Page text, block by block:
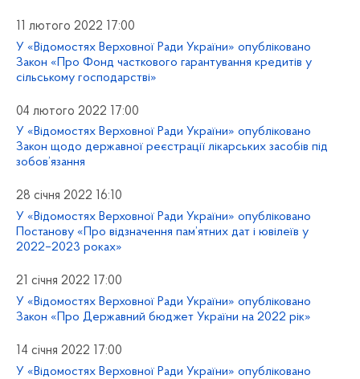
11 лютого 2022 17:00
У «Відомостях Верховної Ради України» опубліковано
Закон «Про Фонд часткового гарантування кредитів у
сільському господарстві»
04 лютого 2022 17:00
У «Відомостях Верховної Ради України» опубліковано
Закон щодо державної реєстрації лікарських засобів під
зобов’язання
28 січня 2022 16:10
У «Відомостях Верховної Ради України» опубліковано
Постанову «Про відзначення пам’ятних дат і ювілеїв у
2022–2023 роках»
21 січня 2022 17:00
У «Відомостях Верховної Ради України» опубліковано
Закон «Про Державний бюджет України на 2022 рік»
14 січня 2022 17:00
У «Відомостях Верховної Ради України» опубліковано